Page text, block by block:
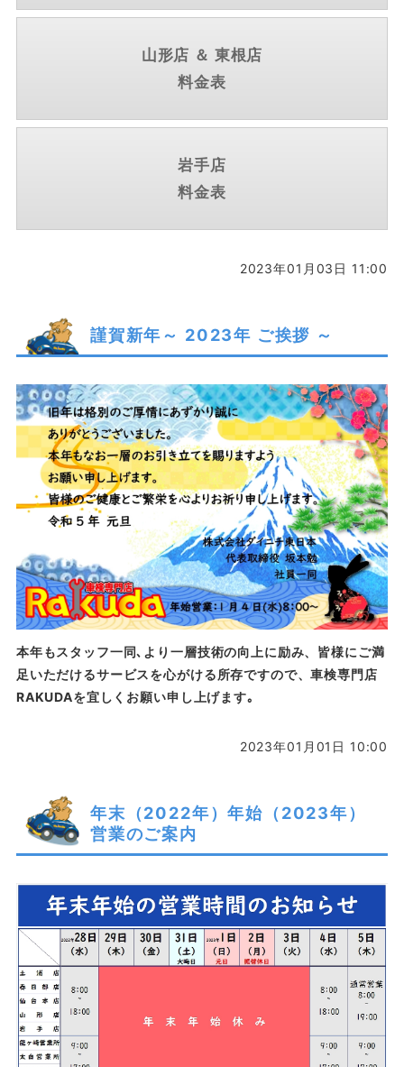
山形店 ＆ 東根店
料金表
岩手店
料金表
2023年01月03日 11:00
謹賀新年～ 2023年 ご挨拶 ～
本年もスタッフ一同､より一層技術の向上に励み、皆様にご満
足いただけるサービスを心がける所存ですので、車検専門店
RAKUDAを宜しくお願い申し上げます｡
2023年01月01日 10:00
年末（2022年）年始（2023年）
営業のご案内